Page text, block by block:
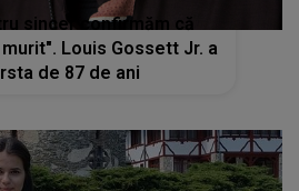
sincer confirmăm că
Louis Gossett Jr. a
de 87 de ani